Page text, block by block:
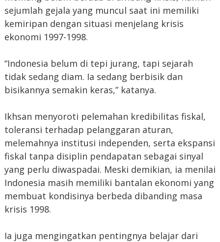
sejumlah gejala yang muncul saat ini memiliki
kemiripan dengan situasi menjelang krisis
ekonomi 1997-1998.
“Indonesia belum di tepi jurang, tapi sejarah
tidak sedang diam. Ia sedang berbisik dan
bisikannya semakin keras,” katanya.
Ikhsan menyoroti pelemahan kredibilitas fiskal,
toleransi terhadap pelanggaran aturan,
melemahnya institusi independen, serta ekspansi
fiskal tanpa disiplin pendapatan sebagai sinyal
yang perlu diwaspadai. Meski demikian, ia menilai
Indonesia masih memiliki bantalan ekonomi yang
membuat kondisinya berbeda dibanding masa
krisis 1998.
Ia juga mengingatkan pentingnya belajar dari